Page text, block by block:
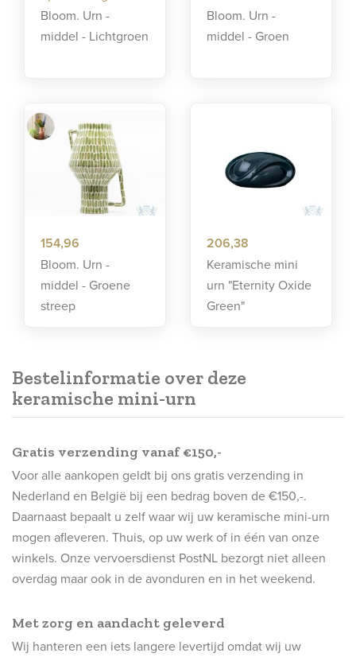
Bloom. Urn -
middel - Lichtgroen
Bloom. Urn -
middel - Groen
154,96
Bloom. Urn -
middel - Groene
streep
206,38
Keramische mini
urn "Eternity Oxide
Green"
Bestelinformatie over deze
keramische mini-urn
Gratis verzending vanaf €150,-
Voor alle aankopen geldt bij ons gratis verzending in
Nederland en België bij een bedrag boven de €150,-.
Daarnaast bepaalt u zelf waar wij uw keramische mini-urn
mogen afleveren. Thuis, op uw werk of in één van onze
winkels. Onze vervoersdienst PostNL bezorgt niet alleen
overdag maar ook in de avonduren en in het weekend.
Met zorg en aandacht geleverd
Wij hanteren een iets langere levertijd omdat wij uw